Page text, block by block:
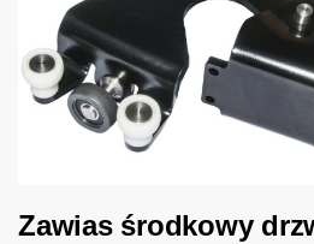
Zawias środkowy